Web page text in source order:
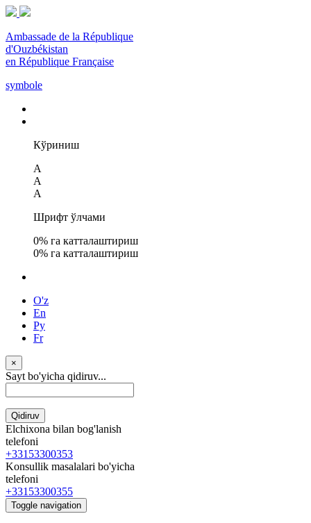
Ambassade de la République
d'Ouzbékistan
en République Française
symbole
Кўриниш
A
A
A
Шрифт ўлчами
0% га катталаштириш
0% га катталаштириш
O'z
En
Ру
Fr
×
Sayt bo'yicha qidiruv...
Qidiruv
Elchixona bilan bog'lanish
telefoni
+33153300353
Konsullik masalalari bo'yicha
telefoni
+33153300355
Toggle navigation